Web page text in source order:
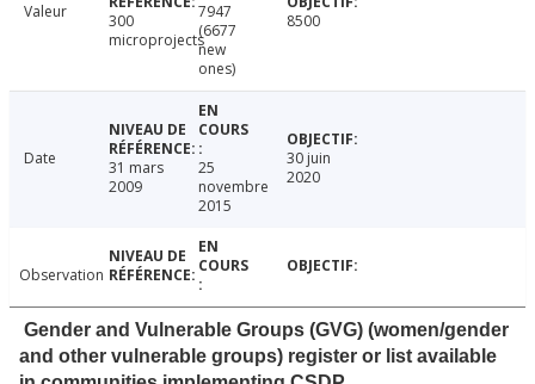
Valeur
300
microprojects
7947
(6677
new
ones)
8500
Date
31 mars
2009
25
novembre
2015
30 juin
2020
Observation
Gender and Vulnerable Groups (GVG) (women/gender
and other vulnerable groups) register or list available